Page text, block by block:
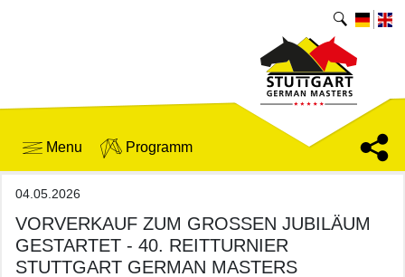
Menu Programm
04.05.2026
VORVERKAUF ZUM GROSSEN JUBILÄUM G
ESTARTET - 40. REITTURNIER S
TUTTGART GERMAN MASTERS